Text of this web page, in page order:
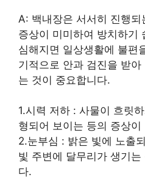
A: 백내장은 서서히 진행
증상이 미미하여 방치하기
심해지면 일상생활에 불편
기적으로 안과 검진을 받
는 것이 중요합니다.
1.시력 저하 : 사물이 흐릿
형되어 보이는 등의 증상이
2.눈부심 : 밝은 빛에 노출
빛 주변에 달무리가 생기
다.